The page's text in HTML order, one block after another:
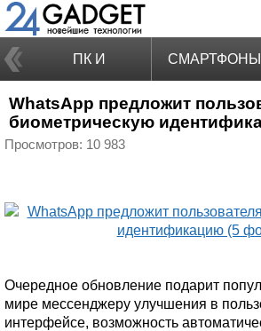
ПК И
НОУТБУКИ
СМАРТФОНЫ
WhatsApp предложит
биометрическую
Просмотров: 10 983
Очередное обновление подарит
мире мессенджеру улучшения в
интерфейсе, возможность